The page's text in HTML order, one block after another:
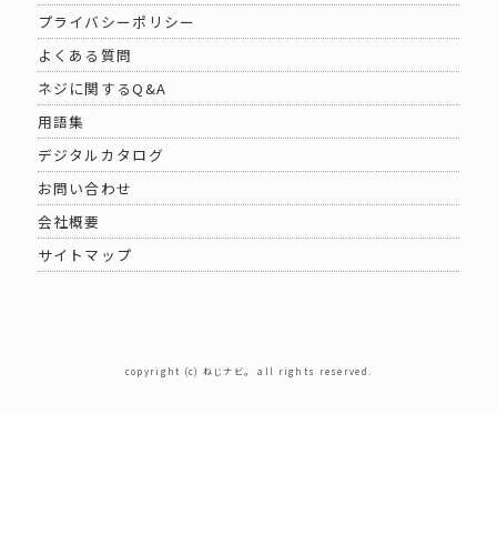
プライバシーポリシー
よくある質問
ネジに関するQ&A
用語集
デジタルカタログ
お問い合わせ
会社概要
サイトマップ
copyright (c) ねじナビ。 all rights reserved.